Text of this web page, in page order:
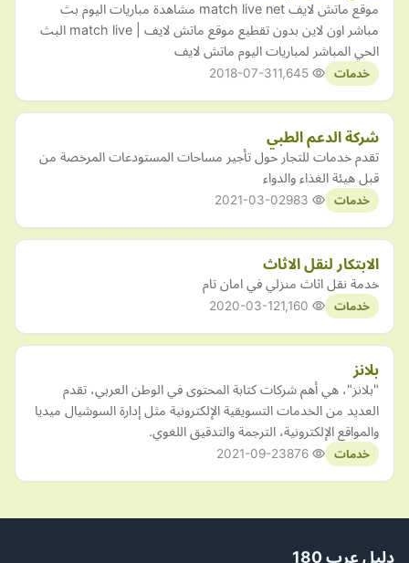
موقع ماتش لايف match live net مشاهدة مباريات اليوم بث
مباشر اون لاين بدون تقطيع موقع ماتش لايف | match live البث
الحي المباشر لمباريات اليوم ماتش لايف
خدمات 2018-07-31
شركة الدعم الطبي
تقدم خدمات للتجار حول تأجير مساحات المستودعات المرخصة من
قبل هيئة الغذاء والدواء
خدمات 2021-03-02
الابتكار لنقل الاثاث
خدمة نقل اثاث منزلي في امان تام
خدمات 2020-03-12
بلانز
"بلانز"، هي أهم شركات كتابة المحتوى في الوطن العربي، تقدم
العديد من الخدمات التسويقية الإلكترونية مثل إدارة السوشيال ميديا
والمواقع الإلكترونية، الترجمة والتدقيق اللغوي.
خدمات 2021-09-23
دليل عرب 180